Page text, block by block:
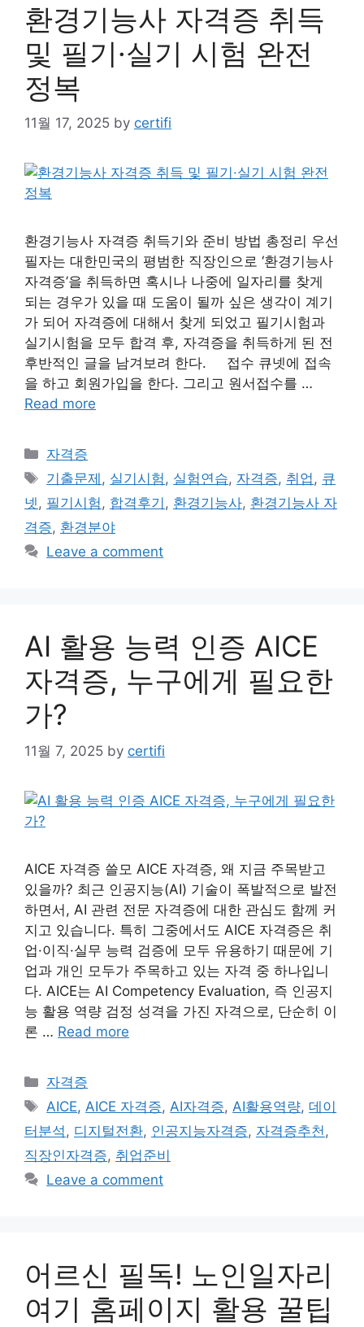
환경기능사 자격증 취득
및 필기·실기 시험 완전
정복
11월 17, 2025 by certifi
환경기능사 자격증 취득기와 준비 방법 총정리 우선
필자는 대한민국의 평범한 직장인으로 ‘환경기능사
자격증’을 취득하면 혹시나 나중에 일자리를 찾게
되는 경우가 있을 때 도움이 될까 싶은 생각이 계기
가 되어 자격증에 대해서 찾게 되었고 필기시험과
실기시험을 모두 합격 후, 자격증을 취득하게 된 전
후반적인 글을 남겨보려 한다. 접수 큐넷에 접속
을 하고 회원가입을 한다. 그리고 원서접수를 …
Read more
Categories
자격증
Tags
기출문제 , 실기시험, 실험연습, 자격증, 취업, 큐
넷, 필기시험, 합격후기 , 환경기능사, 환경기능사 자
격증, 환경분야
Leave a comment
AI 활용 능력 인증 AICE
자격증, 누구에게 필요한
가?
11월 7, 2025 by certifi
AICE 자격증 쓸모 AICE 자격증, 왜 지금 주목받고
있을까? 최근 인공지능(AI) 기술이 폭발적으로 발전
하면서, AI 관련 전문 자격증에 대한 관심도 함께 커
지고 있습니다. 특히 그중에서도 AICE 자격증은 취
업·이직·실무 능력 검증에 모두 유용하기 때문에 기
업과 개인 모두가 주목하고 있는 자격 중 하나입니
다. AICE는 AI Competency Evaluation, 즉 인공지
능 활용 역량 검정 성격을 가진 자격으로, 단순히 이
론 … Read more
Categories
자격증
Tags
AICE, AICE 자격증, AI자격증, AI활용역량,데이
터분석 , 디지털전환, 인공지능자격증, 자격증추천 ,
직장인자격증, 취업준비
Leave a comment
어르신 필독! 노인일자리
여기 홈페이지 활용 꿀팁